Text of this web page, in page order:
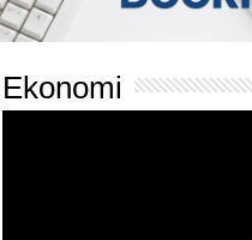
Ekonomi